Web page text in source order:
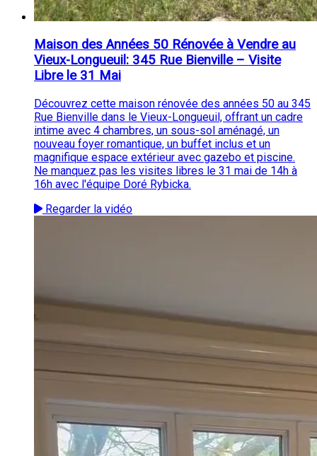
Maison des Années 50 Rénovée à Vendre au
Vieux-Longueuil: 345 Rue Bienville – Visite
Libre le 31 Mai
Découvrez cette maison rénovée des années 50 au 345
Rue Bienville dans le Vieux-Longueuil, offrant un cadre
intime avec 4 chambres, un sous-sol aménagé, un
nouveau foyer romantique, un buffet inclus et un
magnifique espace extérieur avec gazebo et piscine.
Ne manquez pas les visites libres le 31 mai de 14h à
16h avec l'équipe Doré Rybicka.
Regarder la vidéo